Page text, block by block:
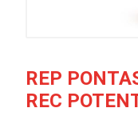
REP
REC